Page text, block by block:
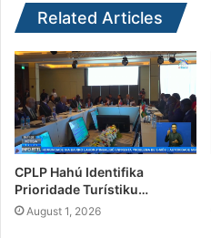
Related Articles
CPLP Hahú Identifika
Prioridade Turístiku…
August 1, 2026